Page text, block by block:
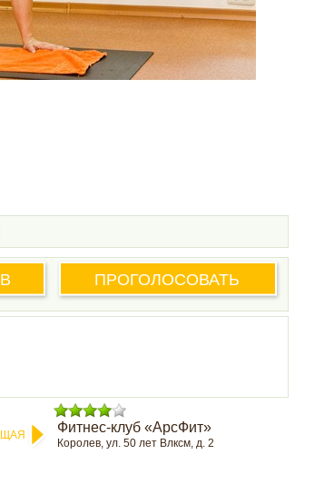
ПРОГОЛОСОВАТЬ
Фитнес-клуб «АрсФит»
Королев, ул. 50 лет Влксм, д. 2